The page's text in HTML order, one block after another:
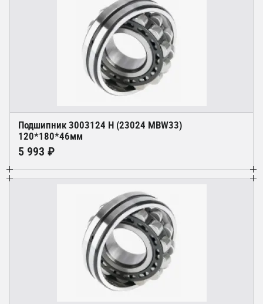
Подшипник 3003124 Н (23024 MBW33)
120*180*46мм
5 993 ₽